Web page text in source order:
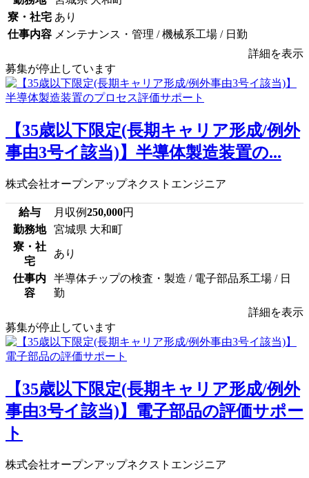
寮・社宅 あり
仕事内容 メンテナンス・管理 / 機械系工場 / 日勤
詳細を表示
募集が停止しています
【35歳以下限定(長期キャリア形成/例外
事由3号イ該当)】半導体製造装置の...
株式会社オープンアップネクストエンジニア
給与 月収例250,000円
勤務地
宮城県 大和町
寮・社
宅
あり
仕事内
容
半導体チップの検査・製造 / 電子部品系工場 / 日
勤
詳細を表示
募集が停止しています
【35歳以下限定(長期キャリア形成/例外
事由3号イ該当)】電子部品の評価サポー
ト
株式会社オープンアップネクストエンジニア